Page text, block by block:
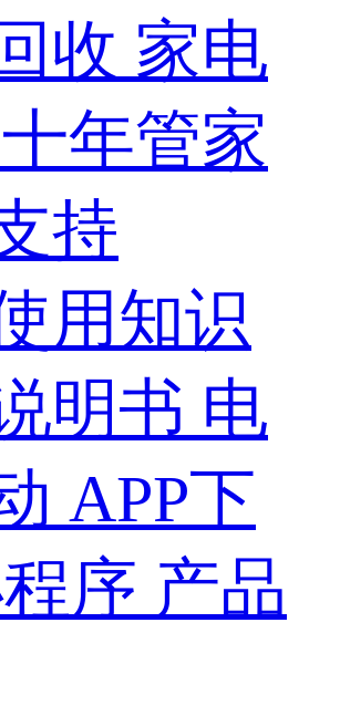
收 家电
十年管家
持
用知识
明书 电
APP下
序 产品